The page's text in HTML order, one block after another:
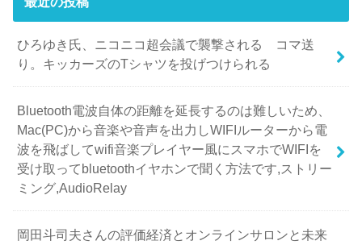
ひろゆき氏、ニコニコ超会議で襲撃される コマ送
り。キッカーズのTシャツを投げつけられる
Bluetooth電波自体の距離を延長するのは難しいため、
Mac(PC)から音楽や音声を出力しWIFIルーターから電
波を飛ばしてwifi音楽プレイヤー風にスマホでWIFIを
受け取ってbluetoothイヤホンで聞く方法です,ストリー
ミング,AudioRelay
岡田斗司夫さんの評価経済とオンラインサロンと未来